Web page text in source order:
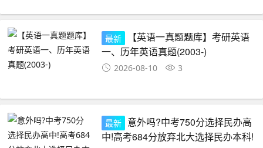
最新
【英语一真题题库】考研英语
一、历年英语真题(2003-)
2026-08-10 3
最新 意外吗?中考750分选择民办高
中!高考684分放弃北大选择民办本科!